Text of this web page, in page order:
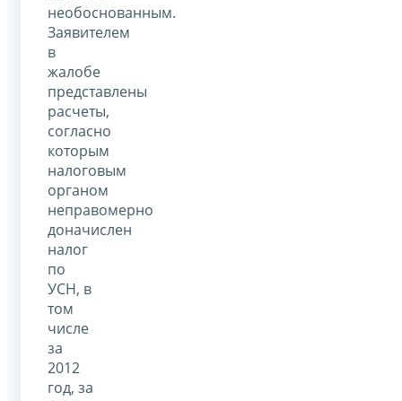
необоснованным.
Заявителем
в
жалобе
представлены
расчеты,
согласно
которым
налоговым
органом
неправомерно
доначислен
налог
по
УСН, в
том
числе
за
2012
год, за